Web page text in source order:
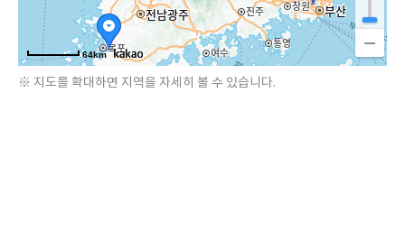
64km
※ 지도를 확대하면 지역을 자세히 볼 수 있습니다.